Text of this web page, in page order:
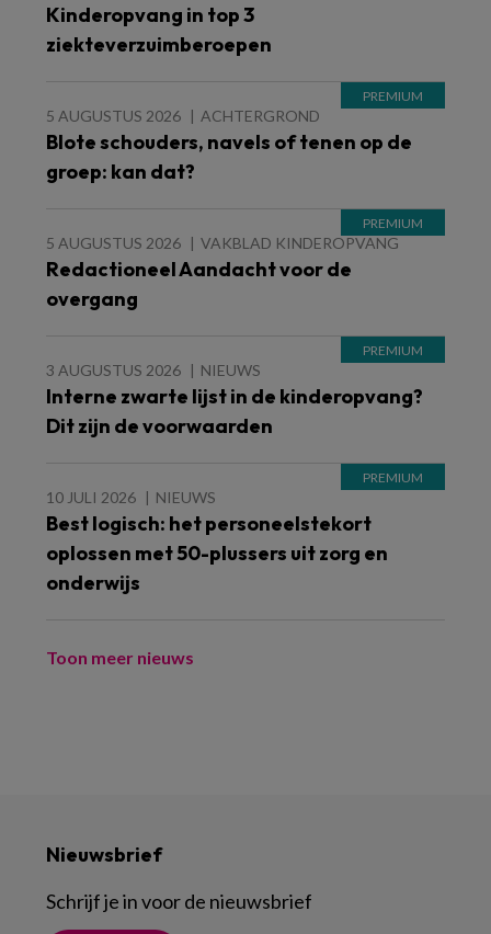
Kinderopvang in top 3
ziekteverzuimberoepen
5 AUGUSTUS 2026 ACHTERGROND
Blote schouders, navels of tenen op de
groep: kan dat?
5 AUGUSTUS 2026 VAKBLAD KINDEROPVANG
Redactioneel Aandacht voor de
overgang
3 AUGUSTUS 2026 NIEUWS
Interne zwarte lijst in de kinderopvang?
Dit zijn de voorwaarden
10 JULI 2026 NIEUWS
Best logisch: het personeelstekort
oplossen met 50-plussers uit zorg en
onderwijs
Toon meer nieuws
Nieuwsbrief
Schrijf je in voor de nieuwsbrief